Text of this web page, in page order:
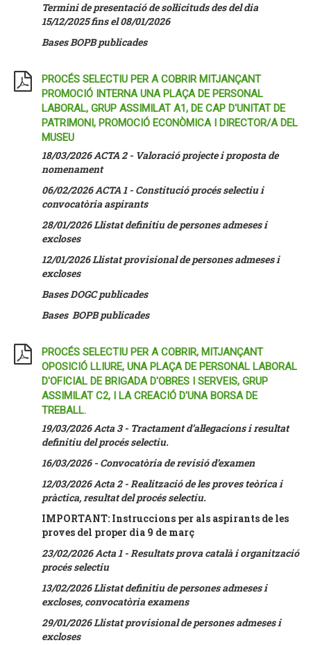
Termini de presentació de sol·licituds des del dia
15/12/2025 fins el 08/01/2026
Bases BOPB publicades
PROCÉS SELECTIU PER A COBRIR MITJANÇANT
PROMOCIÓ INTERNA UNA PLAÇA DE PERSONAL
LABORAL, GRUP ASSIMILAT A1, DE CAP D'UNITAT DE
PATRIMONI, PROMOCIÓ ECONÒMICA I DIRECTOR/A DEL
MUSEU
18/03/2026 ACTA 2 - Valoració projecte i proposta de
nomenament
06/02/2026 ACTA 1 - Constitució procés selectiu i
convocatòria aspirants
28/01/2026 Llistat definitiu de persones admeses i
excloses
12/01/2026 Llistat provisional de persones admeses i
excloses
Bases DOGC publicades
Bases BOPB publicades
PROCÉS SELECTIU PER A COBRIR, MITJANÇANT
OPOSICIÓ LLIURE, UNA PLAÇA DE PERSONAL LABORAL
D'OFICIAL DE BRIGADA D'OBRES I SERVEIS, GRUP
ASSIMILAT C2, I LA CREACIÓ D'UNA BORSA DE
TREBALL.
19/03/2026 Acta 3 - Tractament d’al·legacions i resultat
definitiu del procés selectiu.
16/03/2026 - Convocatòria de revisió d’examen
12/03/2026 Acta 2 - Realització de les proves teòrica i
pràctica, resultat del procés selectiu.
IMPORTANT: Instruccions per als aspirants de les
proves del proper dia 9 de març
23/02/2026 Acta 1 - Resultats prova català i organització
procés selectiu
13/02/2026 Llistat definitiu de persones admeses i
excloses, convocatòria examens
29/01/2026 Llistat provisional de persones admeses i
excloses